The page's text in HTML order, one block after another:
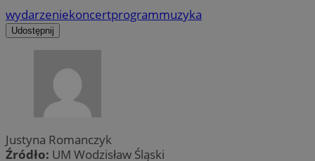
wydarzeniekoncertprogrammuzyka
Udostępnij
Justyna Romanczyk
Źródło: UM Wodzisław Śląski